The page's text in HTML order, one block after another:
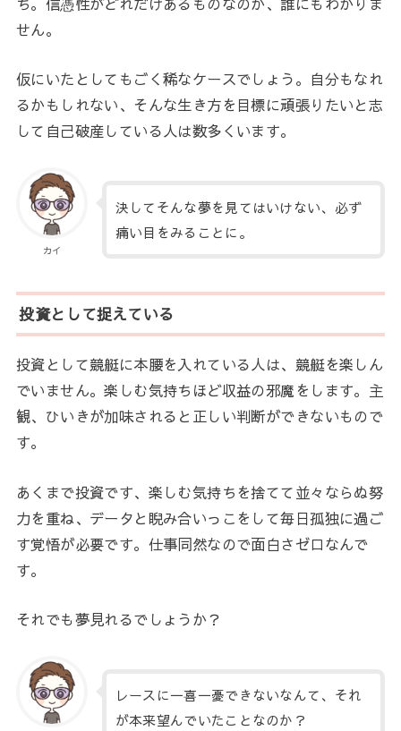
せん。
仮にいたとしてもごく稀なケースでしょう。自分もなれ
るかもしれない、そんな生き方を目標に頑張りたいと志
して自己破産している人は数多くいます。
カイ
決してそんな夢を見てはいけない、必ず
痛い目をみることに。
投資として捉えている
投資として競艇に本腰を入れている人は、競艇を楽しん
でいません。楽しむ気持ちほど収益の邪魔をします。主
観、ひいきが加味されると正しい判断ができないもので
す。
あくまで投資です、楽しむ気持ちを捨てて並々ならぬ努
力を重ね、データと睨み合いっこをして毎日孤独に過ご
す覚悟が必要です。仕事同然なので面白さゼロなんで
す。
それでも夢見れるでしょうか？
レースに一喜一憂できないなんて、それ
が本来望んでいたことなのか？